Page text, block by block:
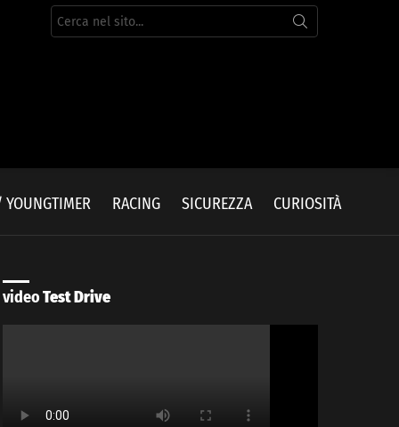
Cerca
per:
YOUNGTIMER RACING SICUREZZA CURIOSITÀ
videoTest Drive